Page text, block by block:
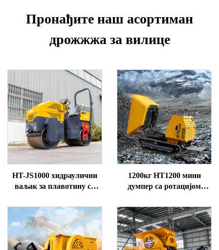
Пронађите наш асортиман
дрожжжа за вилице
HT-JS1000 хидраулични
ваљак за плавотину са
капацитета 1 тон
1200кг HT1200 мини
думпер са ротацијом
20 коњских снага